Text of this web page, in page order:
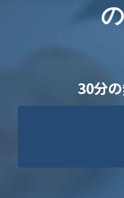
30分